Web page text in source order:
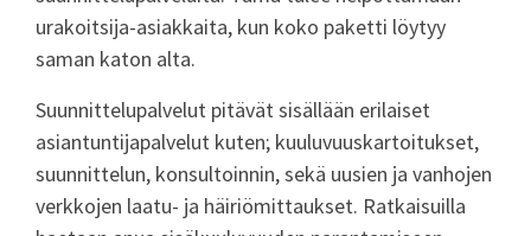
urakoitsija-asiakkaita, kun koko paketti löytyy
saman katon alta.
Suunnittelupalvelut pitävät sisällään erilaiset
asiantuntijapalvelut kuten; kuuluvuuskartoitukset,
suunnittelun, konsultoinnin, sekä uusien ja vanhojen
verkkojen laatu- ja häiriömittaukset. Ratkaisuilla